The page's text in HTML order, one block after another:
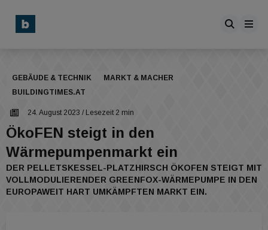
GEBÄUDE & TECHNIK
MARKT & MACHER
BUILDINGTIMES.AT
24. August 2023 / Lesezeit 2 min
ÖkoFEN steigt in den
Wärmepumpenmarkt ein
DER PELLETSKESSEL-PLATZHIRSCH ÖKOFEN STEIGT MIT
VOLLMODULIERENDER GREENFOX-WÄRMEPUMPE IN DEN
EUROPAWEIT HART UMKÄMPFTEN MARKT EIN.